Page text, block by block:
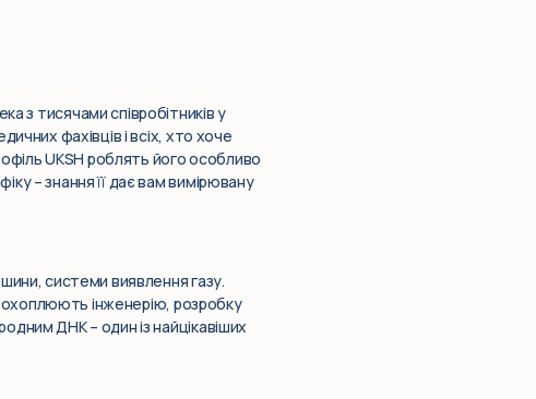
з тисячами співробітників у
фахівців і всіх, хто хоче
UKSH роблять його особливо
– знання її дає вам вимірювану
системи виявлення газу.
охоплюють інженерію, розробку
ДНК – один із найцікавіших